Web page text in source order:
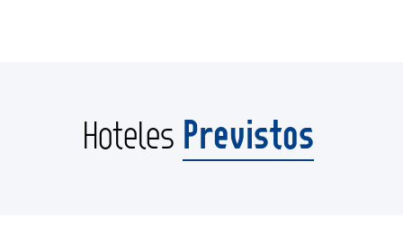
Hoteles Previstos